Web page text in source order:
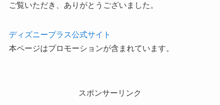
ご覧いただき、ありがとうございました。
ディズニープラス公式サイト
本ページはプロモーションが含まれています。
スポンサーリンク